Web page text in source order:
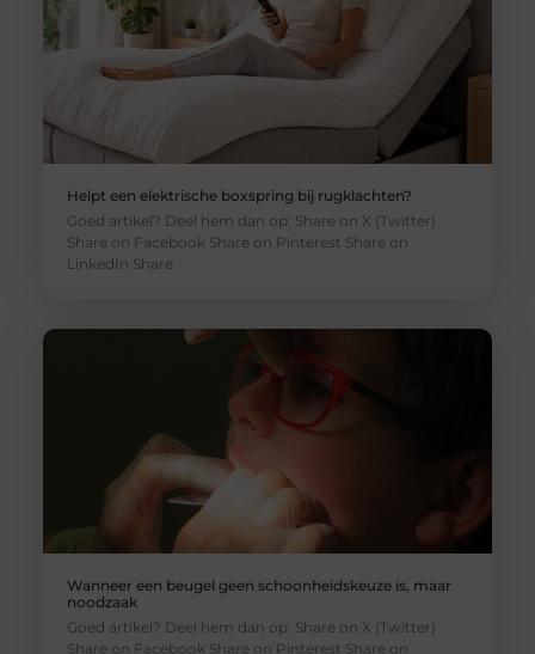
Helpt een elektrische boxspring bij rugklachten?
Goed artikel? Deel hem dan op: Share on X (Twitter)
Share on Facebook Share on Pinterest Share on
LinkedIn Share
Wanneer een beugel geen schoonheidskeuze is, maar
noodzaak
Goed artikel? Deel hem dan op: Share on X (Twitter)
Share on Facebook Share on Pinterest Share on